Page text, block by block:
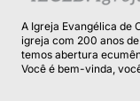
A Igreja Evangélica de
igreja com 200 anos
temos abertura
Você é bem-vinda,